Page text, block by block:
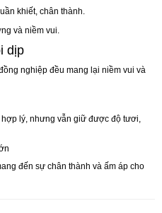
khiết, chân thành.
và niềm vui.
dịp
nghiệp đều mang lại niềm vui và
lý, nhưng vẫn giữ được độ tươi,
đến sự chân thành và ấm áp cho